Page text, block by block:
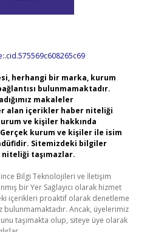
herhangi bir marka, kurum
bulunmamaktadır.
makaleler
alan içerikler haber niteliği
ve kişiler hakkında
kurum ve kişiler ile isim
Sitemizdeki bilgiler
taşımazlar.
Bilgi Teknolojileri ve İletişim
bir Yer Sağlayıcı olarak hizmet
içerikleri proaktif olarak denetleme
bulunmamaktadır. Ancak, üyelerimiz
taşımakta olup, siteye üye olarak